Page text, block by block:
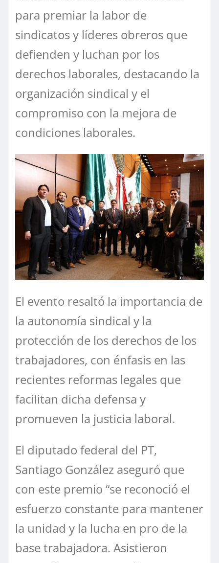
para premiar la labor de
sindicatos y líderes obreros que
defienden y luchan por los
derechos laborales, destacando la
organización sindical y el
compromiso con la mejora de
condiciones laborales.
El evento resaltó la importancia de
la autonomía sindical y la
protección de los derechos de los
trabajadores, con énfasis en las
recientes reformas legales que
facilitan dicha defensa y
promueven la justicia laboral.
El diputado federal del PT,
Santiago González aseguró que
con este premio “se reconoció el
esfuerzo constante para mantener
la unidad y la lucha en pro de la
base trabajadora. Asistieron